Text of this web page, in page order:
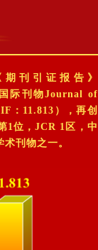
刊引证报告》
际刊物Journal of
：11.813），再创
1位，JCR 1区，中
刊物之一。